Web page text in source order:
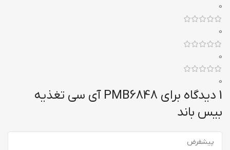
0
0
0
0
1 دیدگاه برای
PMB6848 آی سی تغذیه
بیس باند